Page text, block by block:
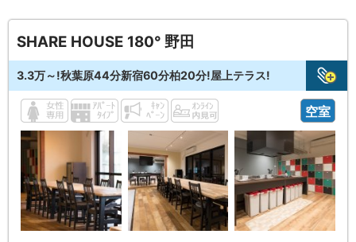
SHARE HOUSE 180° 野田
3.3万～!秋葉原44分新宿60分柏20分!屋上テラス!
空室